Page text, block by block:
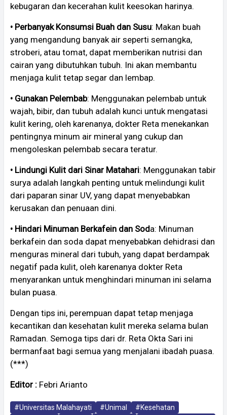
kebugaran dan kecerahan kulit keesokan harinya.
• Perbanyak Konsumsi Buah dan Susu: Makan buah
yang mengandung banyak air seperti semangka,
stroberi, atau tomat, dapat memberikan nutrisi dan
cairan yang dibutuhkan tubuh. Ini akan membantu
menjaga kulit tetap segar dan lembap.
• Gunakan Pelembab: Menggunakan pelembab untuk
wajah, bibir, dan tubuh adalah kunci untuk mengatasi
kulit kering, oleh karenanya, dokter Reta menekankan
pentingnya minum air mineral yang cukup dan
mengoleskan pelembab secara teratur.
• Lindungi Kulit dari Sinar Matahari: Menggunakan tabir
surya adalah langkah penting untuk melindungi kulit
dari paparan sinar UV, yang dapat menyebabkan
kerusakan dan penuaan dini.
• Hindari Minuman Berkafein dan Soda: Minuman
berkafein dan soda dapat menyebabkan dehidrasi dan
menguras mineral dari tubuh, yang dapat berdampak
negatif pada kulit, oleh karenanya dokter Reta
menyarankan untuk menghindari minuman ini selama
bulan puasa.
Dengan tips ini, perempuan dapat tetap menjaga
kecantikan dan kesehatan kulit mereka selama bulan
Ramadan. Semoga tips dari dr. Reta Okta Sari ini
bermanfaat bagi semua yang menjalani ibadah puasa.
(***)
Editor : Febri Arianto
#Universitas Malahayati #Unimal #Kesehatan